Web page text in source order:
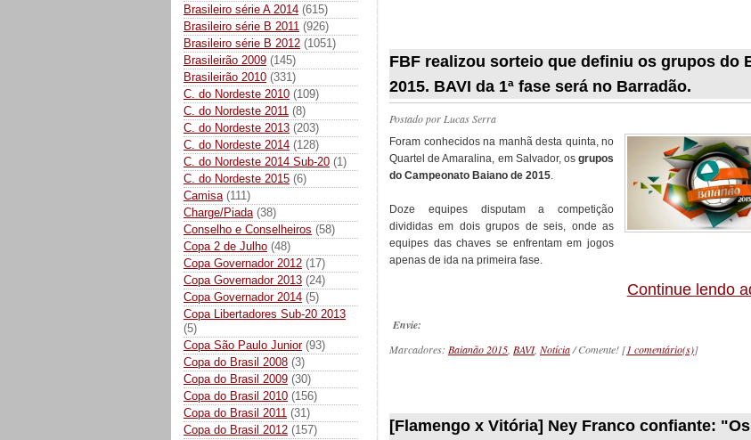
Brasileiro série A 2014 (615)
Brasileiro série B 2011 (926)
Brasileiro série B 2012 (1051)
Brasileirão 2009 (145)
Brasileirão 2010 (331)
C. do Nordeste 2010 (109)
C. do Nordeste 2011 (8)
C. do Nordeste 2013 (203)
C. do Nordeste 2014 (128)
C. do Nordeste 2014 Sub-20 (1)
C. do Nordeste 2015 (6)
Camisa (111)
Charge/Piada (38)
Conselho e Conselheiros (58)
Copa 2 de Julho (48)
Copa Governador 2012 (17)
Copa Governador 2013 (24)
Copa Governador 2014 (5)
Copa Libertadores Sub-20 2013
(5)
Copa São Paulo Junior (93)
Copa do Brasil 2008 (3)
Copa do Brasil 2009 (30)
Copa do Brasil 2010 (156)
Copa do Brasil 2011 (31)
Copa do Brasil 2012 (157)
FBF realizou sorteio que definiu os grupos do
2015. BAVI da 1ª fase será no Barradão.
Postado porLucas Serra
Foram conhecidos na manhã desta quinta, no
Quartel de Amaralina, em Salvador, os grupos
do Campeonato Baiano de 2015.
Doze equipes disputam a competição
divididas em dois grupos de seis, onde as
equipes das chaves se enfrentam em jogos
apenas de ida na primeira fase.
Continue lendo
Envie:
Marcadores: Baianão 2015, BAVI, Notícia/ Comente! [1 comentário(s)]
[Flamengo x Vitória] Ney Franco confiante: "Os